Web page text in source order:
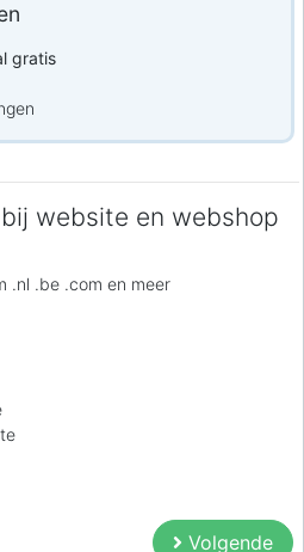
gratis
website en webshop
.nl .be .com en meer
Volgende